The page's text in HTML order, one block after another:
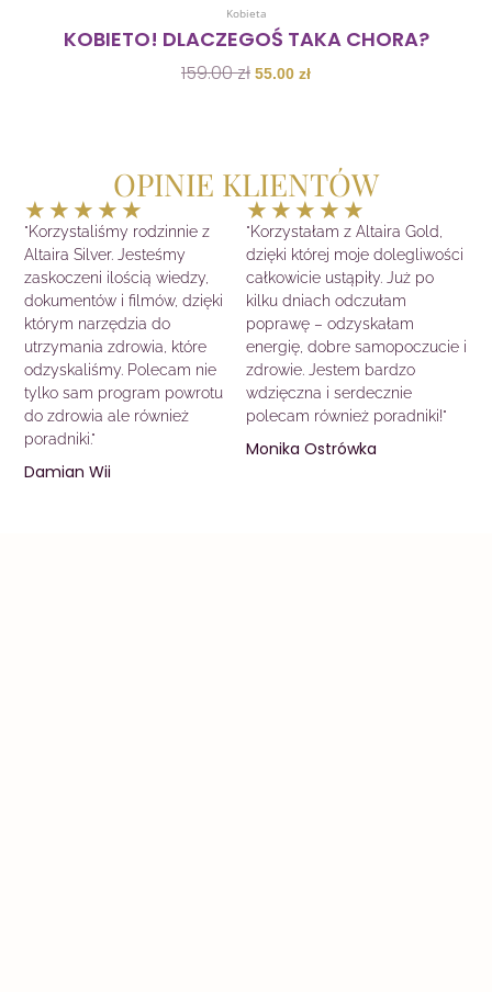
Kobieta
KOBIETO! DLACZEGOŚ TAKA CHORA?
159.00zł
159.00 zł.
55.00 zł
OPINIE KLIENTÓW
★ ★ ★ ★ ★
5
z
5
"Korzystaliśmy rodzinnie z
Altaira Silver. Jesteśmy
zaskoczeni ilością wiedzy,
dokumentów i filmów, dzięki
którym narzędzia do
utrzymania zdrowia, które
odzyskaliśmy. Polecam nie
tylko sam program powrotu
do zdrowia ale również
poradniki."
Damian Wii
★ ★ ★ ★ ★
5
z
5
"Korzystałam z Altaira Gold,
dzięki której moje dolegliwości
całkowicie ustąpiły. Już po
kilku dniach odczułam
poprawę – odzyskałam
energię, dobre samopoczucie i
zdrowie. Jestem bardzo
wdzięczna i serdecznie
polecam również poradniki!"
Monika Ostrówka